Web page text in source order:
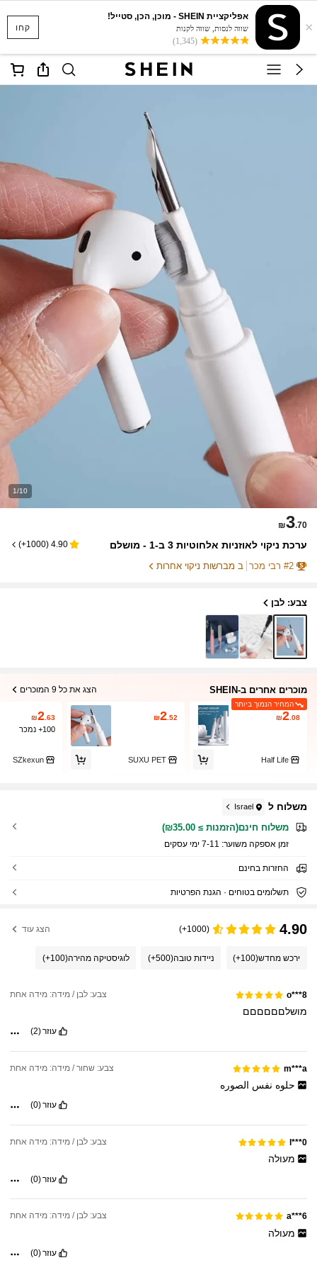
קחו ×
אפליקציית SHEIN - מוכן, הכן, סטייל!
שווה לנסות, שווה לקנות
(1,345)
1/10
₪3.70
ערכת ניקוי לאוזניות אלחוטיות 3 ב-1 - מושלם 4.90
(
1000+
)
#2 רבי מכר ב מברשות ניקוי אחרות
צבע: לבן
מוכרים אחרים ב-SHEIN הצג את כל 9 המוכרים
המחיר הנמוך ביותר
₪2.08
Half Life
₪2.52
SUXU PET
₪2.63
100+ נמכר
SZkexun
משלוח ל Israel
משלוח חינם(הזמנות ≥ ₪35.00)
זמן אספקה ​​משוער: 7-11 ימי עסקים
החזרות בחינם
תשלומים בטוחים · הגנת הפרטיות
4.90
(1000+) הצג עוד
ירכש מחדש(100+) ניידות טובה(500+) לוגיסטיקה מהירה(100+)
o***8 צבע: לבן / מידה: מידה אחת
מושלםםםםםם
עוזר(2)
m***a צבע: שחור / מידה: מידה אחת
حلوه نفس الصوره
עוזר(0)
l***0 צבע: לבן / מידה: מידה אחת
מעולה
עוזר(0)
a***6 צבע: לבן / מידה: מידה אחת
מעולה
עוזר(0)